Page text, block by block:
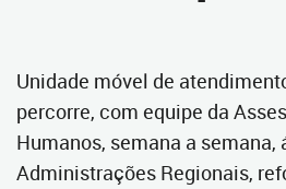
Unidade móvel de
percorre, com equipe da
Humanos, semana a semana,
Administrações Regionais,